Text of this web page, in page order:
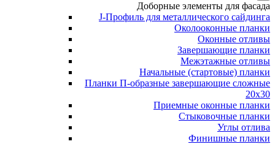
Доборные элементы для фасада
J-Профиль для металлического сайдинга
Околооконные планки
Оконные отливы
Завершающие планки
Межэтажные отливы
Начальные (стартовые) планки
Планки П-образные завершающие сложные
20x30
Приемные оконные планки
Стыковочные планки
Углы отлива
Финишные планки